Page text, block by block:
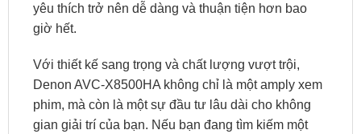
yêu thích trở nên dễ dàng và thuận tiện hơn bao
giờ hết.
Với thiết kế sang trọng và chất lượng vượt trội,
Denon AVC-X8500HA không chỉ là một amply xem
phim, mà còn là một sự đầu tư lâu dài cho không
gian giải trí của bạn. Nếu bạn đang tìm kiếm một